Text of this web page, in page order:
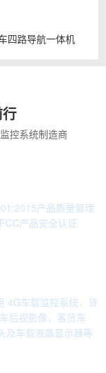
四路导航一体机
控系统制造商
产品质量管理
产品安全认证
4G车载监控系统，货
后视影像，客货车
及车载液晶显示器等